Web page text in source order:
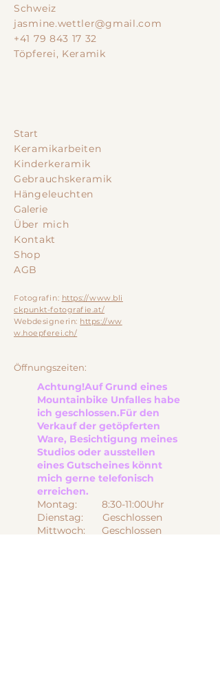
Schweiz
jasmine.wettler@gmail.com
+41 79 843 17 32
Töpferei, Keramik
Start
Keramikarbeiten
Kinderkeramik
Gebrauchskeramik
Hängeleuchten
Galerie
Über mich
Kontakt
Shop
AGB
Fotografin: https://www.bli
ckpunkt-fotografie.at/
Webdesignerin: https://ww
w.hoepferei.ch/
Öffnungszeiten:
Achtung!Auf Grund eines
Mountainbike Unfalles habe
ich geschlossen.Für den
Verkauf der getöpferten
Ware, Besichtigung meines
Studios oder ausstellen
eines Gutscheines könnt
mich gerne telefonisch
erreichen.
Montag: 8:30-11:00Uhr
Dienstag: Geschlossen
Mittwoch: Geschlossen